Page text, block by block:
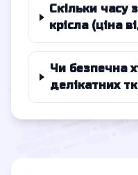
Скільки часу
крісла (ціна
Чи безпечна
делікатних